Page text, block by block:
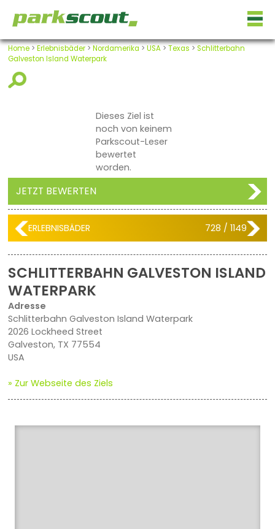
Home> Erlebnisbäder> Nordamerika > USA> Texas > Schlitterbahn
Galveston Island Waterpark
Dieses Ziel ist
noch von keinem
Parkscout-Leser
bewertet
worden.
JETZT BEWERTEN
ERLEBNISBÄDER 728 / 1149
SCHLITTERBAHN GALVESTON ISLAND
WATERPARK
Adresse
Schlitterbahn Galveston Island Waterpark
2026 Lockheed Street
Galveston, TX 77554
USA
» Zur Webseite des Ziels